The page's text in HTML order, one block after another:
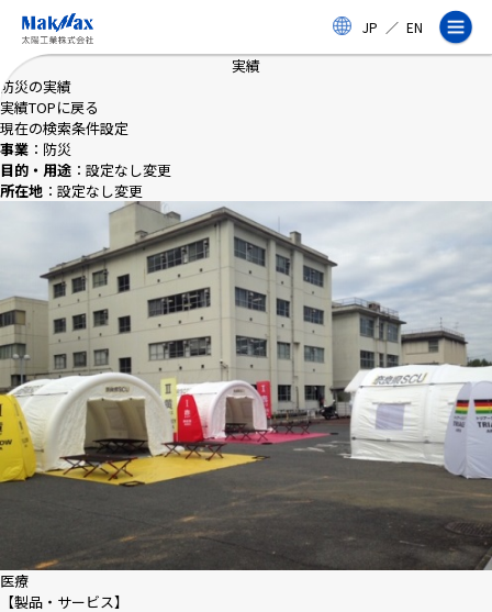
コ
ン
テ
ン
ツ
に
ス
JP ／ EN
企業情報
事業紹介
製品・サービス
実績
太陽工業コラム
採用情報
実績
防災の実績
実績TOPに戻る
現在の検索条件設定
事業 ：防災
目的・用途 ：設定なし変更
所在地 ：設定なし変更
医療
【製品・サービス】